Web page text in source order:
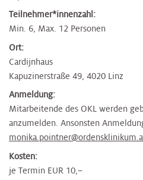
Teilnehmer*innenzahl:
Min. 6, Max. 12 Personen
Ort:
Cardijnhaus
Kapuzinerstraße 49, 4020 Linz
Anmeldung:
Mitarbeitende des OKL werden
anzumelden. Ansonsten
Kosten:
je Termin EUR 10,–